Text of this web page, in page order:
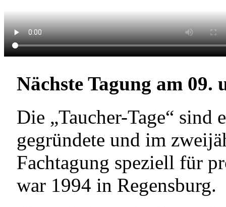
Nächste Tagung am 09.
Die „Taucher-Tage“ sind
gegründete und im
Fachtagung speziell für
war 1994 in Regensburg.